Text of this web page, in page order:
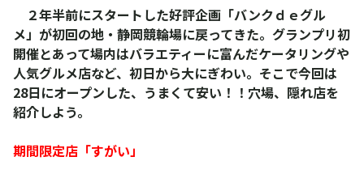
２年半前にスタートした好評企画「バンクｄｅグル
メ」が初回の地・静岡競輪場に戻ってきた。グランプリ初
開催とあって場内はバラエティーに富んだケータリングや
人気グルメ店など、初日から大にぎわい。そこで今回は
28日にオープンした、うまくて安い！！穴場、隠れ店を
紹介しよう。
期間限定店「すがい」